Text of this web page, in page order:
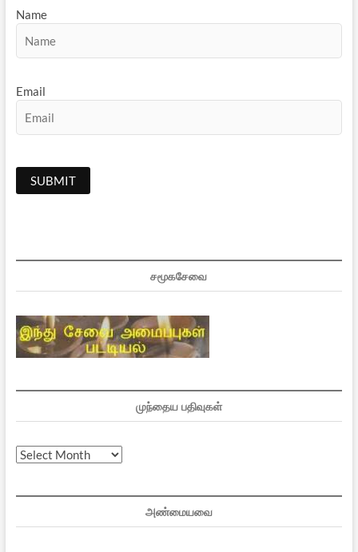
Name
Email
சமூகசேவை
முந்தைய பதிவுகள்
முந்தைய
அண்மையவை